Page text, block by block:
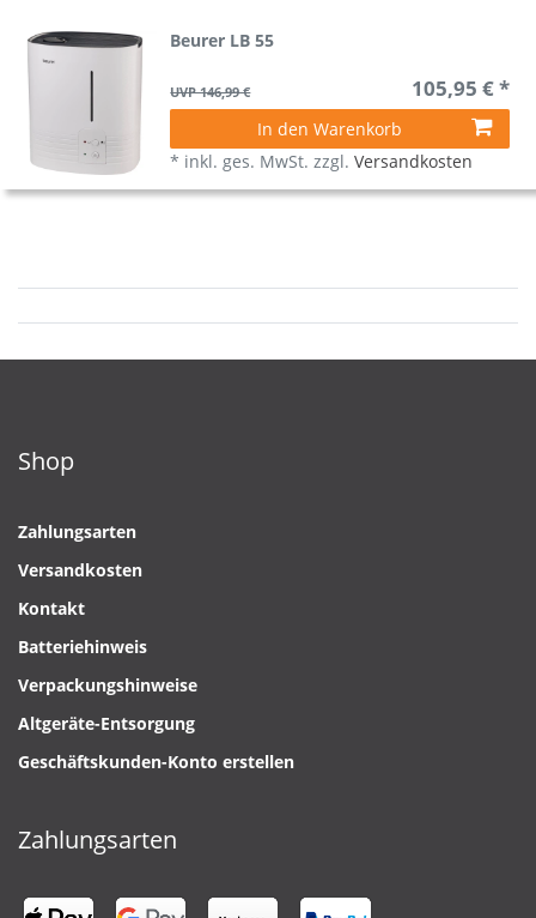
Beurer LB 55
UVP 146,99 € 105,95 € *
In den Warenkorb
* inkl. ges. MwSt. zzgl.Versandkosten
Shop
Zahlungsarten
Versandkosten
Kontakt
Batteriehinweis
Verpackungshinweise
Altgeräte-Entsorgung
Geschäftskunden-Konto erstellen
Zahlungsarten